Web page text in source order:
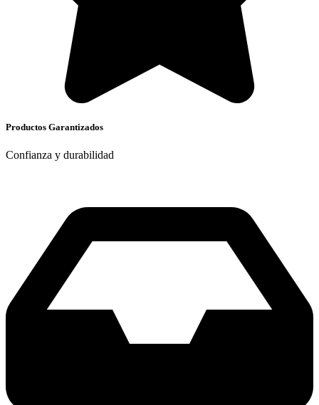
Productos Garantizados
Confianza y durabilidad